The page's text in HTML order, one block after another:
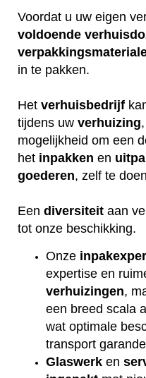
Voordat u uw eigen
voldoende
in te pakken.
Het verhuisbedrijf
tijdens uw verhuizing
mogelijkheid om een
het inpakken en
goederen, zelf te
Een diversiteit aan
tot onze beschikking.
Onze
expertise en
verhuizingen,
een breed scala
wat optimale
transport
Glaswerk en